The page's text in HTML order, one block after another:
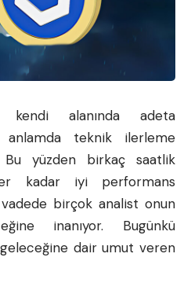
kendi alanında adeta
teknik ilerleme
yüzden birkaç saatlik
kadar iyi performans
birçok analist onun
inanıyor. Bugünkü
dair umut veren